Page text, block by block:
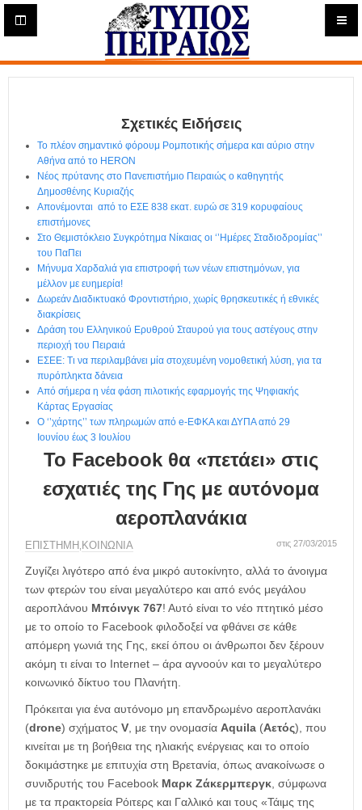
Η
ε
ρ
Σχετικές Ειδήσεις
Το πλέον σημαντικό φόρουμ Ρομποτικής σήμερα και αύριο στην
Αθήνα από το HERON
Νέος πρύτανης στο Πανεπιστήμιο Πειραιώς ο καθηγητής
Δημοσθένης Κυριαζής
Απονέμονται από το ΕΣΕ 838 εκατ. ευρώ σε 319 κορυφαίους
επιστήμονες
Στο Θεμιστόκλειο Συγκρότημα Νίκαιας οι ‘’Ημέρες Σταδιοδρομίας’’
του ΠαΠει
Μήνυμα Χαρδαλιά για επιστροφή των νέων επιστημόνων, για
μέλλον με ευημερία!
Δωρεάν Διαδικτυακό Φροντιστήριο, χωρίς θρησκευτικές ή εθνικές
διακρίσεις
Δράση του Ελληνικού Ερυθρού Σταυρού για τους αστέγους στην
περιοχή του Πειραιά
ΕΣΕΕ: Τι να περιλαμβάνει μία στοχευμένη νομοθετική λύση, για τα
πυρόπληκτα δάνεια
Από σήμερα η νέα φάση πιλοτικής εφαρμογής της Ψηφιακής
Κάρτας Εργασίας
Ο ‘’χάρτης’’ των πληρωμών από e-ΕΦΚΑ και ΔΥΠΑ από 29
Ιουνίου έως 3 Ιουλίου
Το Facebook θα «πετάει» στις
εσχατιές της Γης με αυτόνομα
αεροπλανάκια
ΕΠΙΣΤΗΜΗ , ΚΟΙΝΩΝΙΑ στις 27/03/2015
Ζυγίζει λιγότερο από ένα μικρό αυτοκίνητο, αλλά το άνοιγμα
των φτερών του είναι μεγαλύτερο και από ενός μεγάλου
αεροπλάνου Μπόινγκ 767! Αυτό είναι το νέο πτητικό μέσο
με το οποίο το Facebook φιλοδοξεί να φθάνει σε κάθε
απόμερη γωνιά της Γης, εκεί όπου οι άνθρωποι δεν ξέρουν
ακόμη τι είναι το Internet – άρα αγνοούν και το μεγαλύτερο
κοινωνικό δίκτυο του Πλανήτη.
Πρόκειται για ένα αυτόνομο μη επανδρωμένο αεροπλανάκι
(drone) σχήματος V, με την ονομασία Aquila (Αετός), που
κινείται με τη βοήθεια της ηλιακής ενέργειας και το οποίο
δοκιμάστηκε με επιτυχία στη Βρετανία, όπως ανακοίνωσε ο
συνιδρυτής του Facebook Μαρκ Ζάκερμπεργκ, σύμφωνα
με τα πρακτορεία Ρόιτερς και Γαλλικό και τους «Τάιμς της